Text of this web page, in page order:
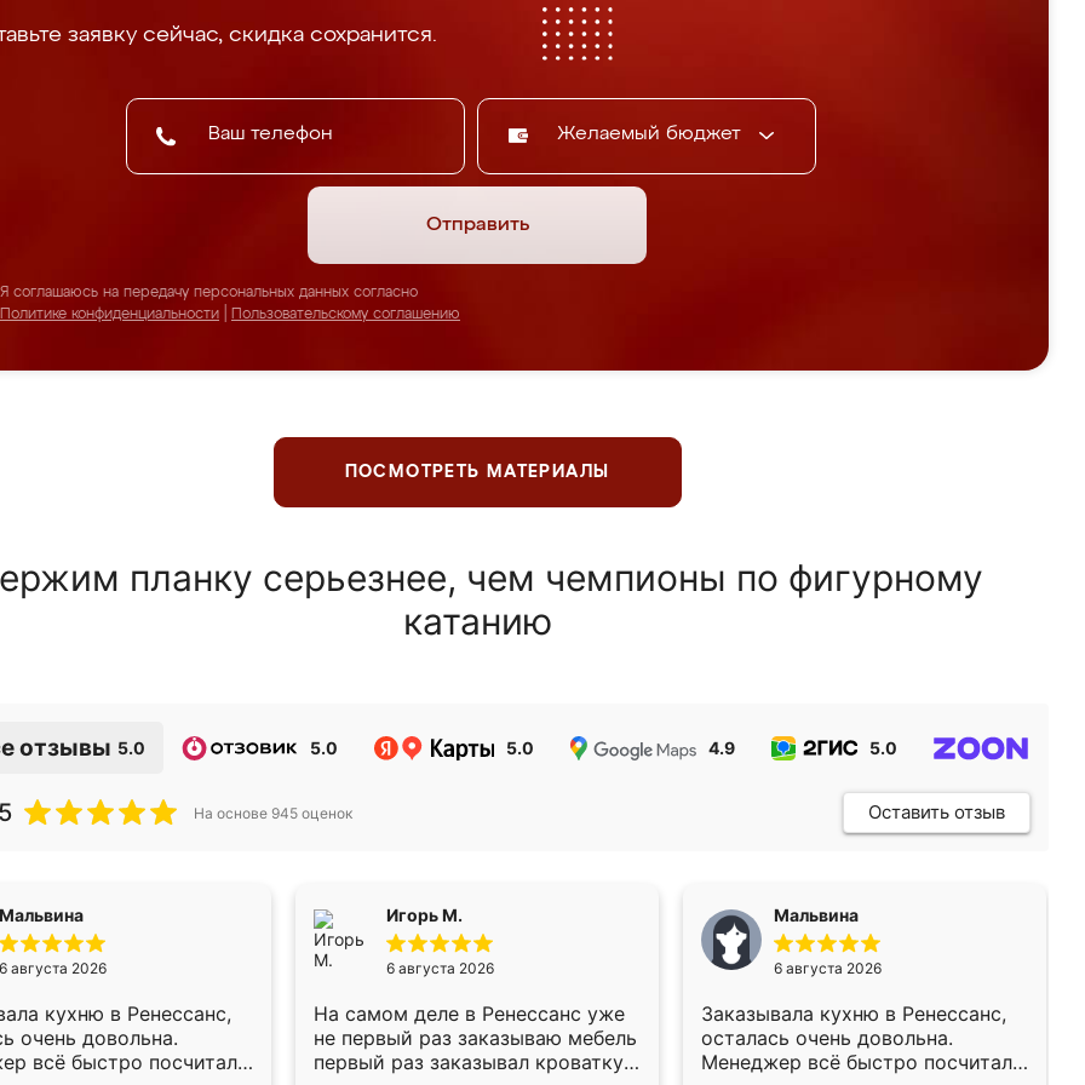
заявку сейчас, скидка сохранится.
Желаемый бюджет
Отправить
Я соглашаюсь на передачу персональных данных согласно
Политике конфиденциальности
Пользовательскому соглашению
ПОСМОТРЕТЬ МАТЕРИАЛЫ
планку серьезнее, чем чемпионы по фигурному
катанию
отзывы 5.0 5.0 5.0 4.9 5.0
На основе 945 оценок Оставить отзыв
Мальвина
6 августа 2026
кухню в Ренессанс,
очень довольна.
всё быстро посчитала,
Игорь М.
6 августа 2026
На самом деле в Ренессанс уже
не первый раз заказываю мебель
первый раз заказывал кроватку
Мальвина
6 августа 2026
Заказывала кухню в Ренессанс,
осталась очень довольна.
Менеджер всё быстро посчитала,